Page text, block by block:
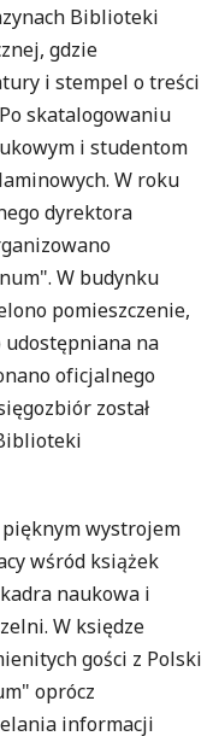
Biblioteki
gdzie
i stempel o treści
skatalogowaniu
i studentom
W roku
dyrektora
W budynku
pomieszczenie,
na
oficjalnego
został
wystrojem
wśród książek
naukowa i
W księdze
gości z Polski
oprócz
informacji